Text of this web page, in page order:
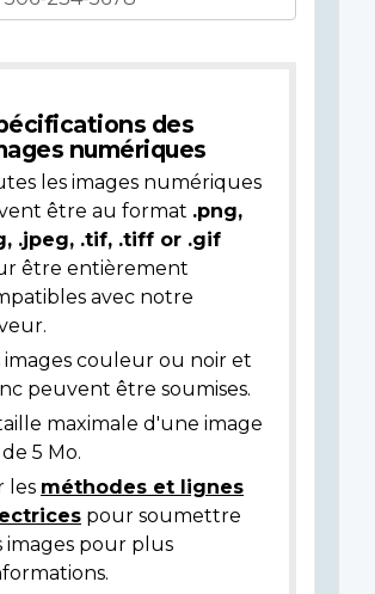
des
numériques
les images numériques
être au format .png,
.jpeg, .tif, .tiff or .gif
être entièrement
avec notre
images couleur ou noir et
peuvent être soumises.
maximale d'une image
5 Mo.
les méthodes et lignes
pour soumettre
images pour plus